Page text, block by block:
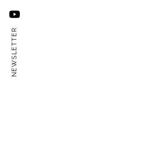
NEWSLETTER